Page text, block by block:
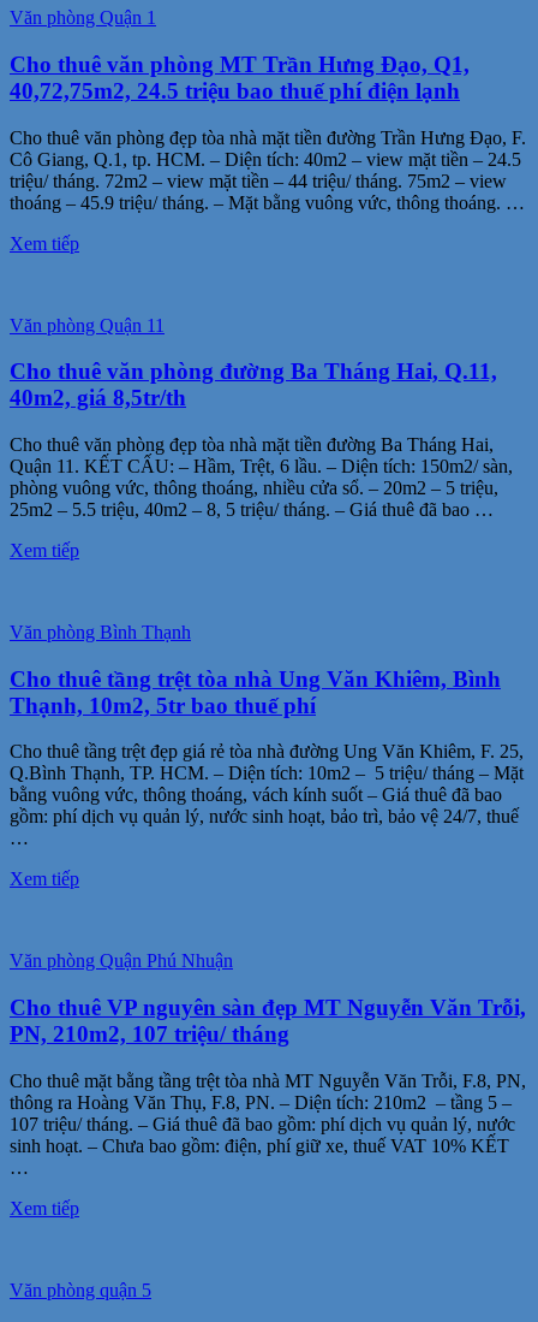
Văn phòng Quận 1
Cho thuê văn phòng MT Trần Hưng Đạo, Q1,
40,72,75m2, 24.5 triệu bao thuế phí điện lạnh
Cho thuê văn phòng đẹp tòa nhà mặt tiền đường Trần Hưng Đạo, F.
Cô Giang, Q.1, tp. HCM. – Diện tích: 40m2 – view mặt tiền – 24.5
triệu/ tháng. 72m2 – view mặt tiền – 44 triệu/ tháng. 75m2 – view
thoáng – 45.9 triệu/ tháng. – Mặt bằng vuông vức, thông thoáng. …
Xem tiếp
Văn phòng Quận 11
Cho thuê văn phòng đường Ba Tháng Hai, Q.11,
40m2, giá 8,5tr/th
Cho thuê văn phòng đẹp tòa nhà mặt tiền đường Ba Tháng Hai,
Quận 11. KẾT CẤU: – Hầm, Trệt, 6 lầu. – Diện tích: 150m2/ sàn,
phòng vuông vức, thông thoáng, nhiều cửa sổ. – 20m2 – 5 triệu,
25m2 – 5.5 triệu, 40m2 – 8, 5 triệu/ tháng. – Giá thuê đã bao …
Xem tiếp
Văn phòng Bình Thạnh
Cho thuê tầng trệt tòa nhà Ung Văn Khiêm, Bình
Thạnh, 10m2, 5tr bao thuế phí
Cho thuê tầng trệt đẹp giá rẻ tòa nhà đường Ung Văn Khiêm, F. 25,
Q.Bình Thạnh, TP. HCM. – Diện tích: 10m2 – 5 triệu/ tháng – Mặt
bằng vuông vức, thông thoáng, vách kính suốt – Giá thuê đã bao
gồm: phí dịch vụ quản lý, nước sinh hoạt, bảo trì, bảo vệ 24/7, thuế
…
Xem tiếp
Văn phòng Quận Phú Nhuận
Cho thuê VP nguyên sàn đẹp MT Nguyễn Văn Trỗi,
PN, 210m2, 107 triệu/ tháng
Cho thuê mặt bằng tầng trệt tòa nhà MT Nguyễn Văn Trỗi, F.8, PN,
thông ra Hoàng Văn Thụ, F.8, PN. – Diện tích: 210m2 – tầng 5 –
107 triệu/ tháng. – Giá thuê đã bao gồm: phí dịch vụ quản lý, nước
sinh hoạt. – Chưa bao gồm: điện, phí giữ xe, thuế VAT 10% KẾT
…
Xem tiếp
Văn phòng quận 5